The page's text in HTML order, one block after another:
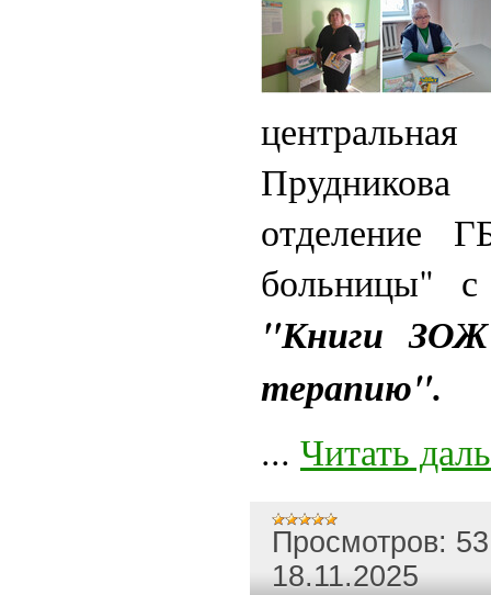
Прудникова
отделение
больницы"
"Книги
терапию".
... Читать
Просмотров: 53
18.11.2025